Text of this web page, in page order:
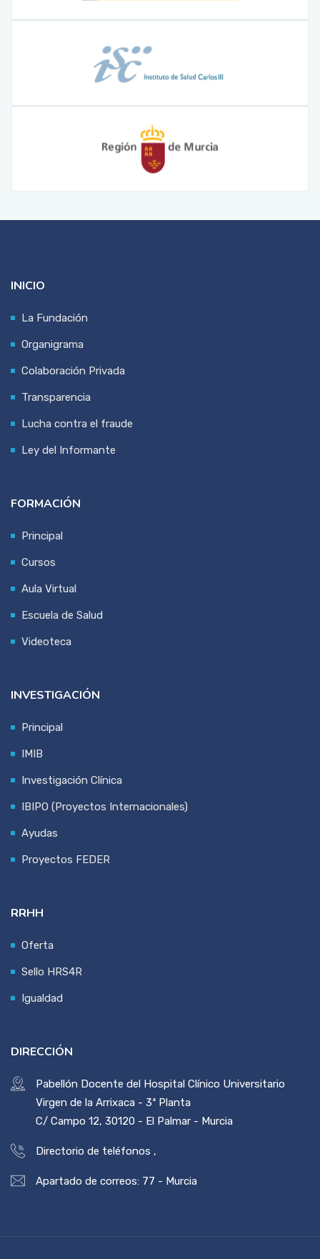
INICIO
La Fundación
Organigrama
Colaboración Privada
Transparencia
Lucha contra el fraude
Ley del Informante
FORMACIÓN
Principal
Cursos
Aula Virtual
Escuela de Salud
Videoteca
INVESTIGACIÓN
Principal
IMIB
Investigación Clínica
IBIPO (Proyectos Internacionales)
Ayudas
Proyectos FEDER
RRHH
Oferta
Sello HRS4R
Igualdad
DIRECCIÓN
Pabellón Docente del Hospital Clínico Universitario
Virgen de la Arrixaca - 3ª Planta
C/ Campo 12, 30120 - El Palmar - Murcia
Directorio de teléfonos ,
Apartado de correos: 77 - Murcia